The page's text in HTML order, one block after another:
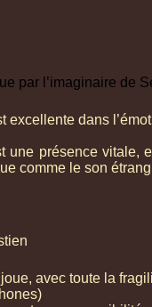
par l’imaginaire de
excellente dans
une présence vitale,
comme le son
avec toute la